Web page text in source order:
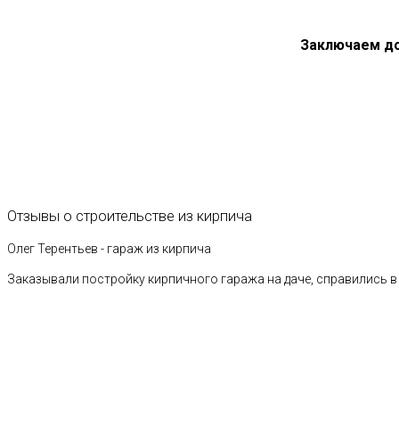
Заключаем
Отзывы о строительстве из кирпича
Олег Терентьев - гараж из кирпича
Заказывали постройку кирпичного гаража на даче, справились